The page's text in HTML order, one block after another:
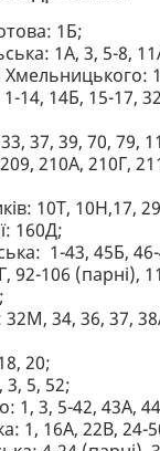
1Б;
1А, 3, 5-8,
Хмельницького:
14, 14Б, 15-17,
37, 39, 70, 79,
210А, 210Г,
10Т, 10Н,17,
160Д;
1-43, 45Б,
92-106 (парні),
32М, 34, 36, 37,
20;
3, 5, 52;
1, 3, 5-42, 43А,
1, 16А, 22В, 24-